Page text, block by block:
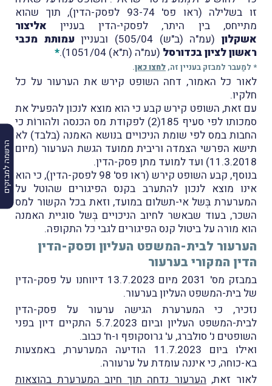
הרשמה למבזקים
זו בשלילה (ראו פס' 93-74 לפסק-הדין), תוך שהוא
מתייחס, בין היתר, לפסקי-הדין בעניין אליצור
אשקלון(עמ"ה (ב"ש) 505/04) ובעניין
עמותת מכבי
ראשון לציון בכדורסל (עמ"ה (ת"א) 1051/04). *
* למַעבר למבזק בעניין זה,לחצו כאן.
לאור כל האמור, דחה השופט קירש את הערעור על כל
חלקיו.
עם זאת, השופט קירש קבע כי הוא מוצא לנכון להפעיל את
סמכותו לפי סעיף 185(2) לפקודת מס הכנסה ולהורוֹת כי
החבות במס לפי שומת הניכויים בנושא האמנה (בלבד) לא
תישא הפרשי הצמדה וריבית ממועד הגשת הערעור (מיום
11.3.2018) ועד למועד מתן פסק-הדין.
בנוסף, קבע השופט קירש (ראו פס' 98 לפסק-הדין), כי הוא
אינו מוצא לנכון להתערב בקנס הפיגורים שהוטל על
המערערת בְּשל אי-תשלום במועד, וזאת בכל הקשור למס
השכר, בעוד שבאשר לחיוב הניכויים בְּשל סוגיית האמנה
הוא מורה על ביטול קנס הפיגורים לגבי כל התקופה.
הערעור לבית-המשפט העליון ופסק-הדין
הדין המקורי בערעור
במבזק מס' 2031 מיום 13.7.2023 דיווחנו על פסק-הדין
של בית-המשפט העליון בערעור.
נזכיר, כי המערערת הגישה ערעור על פסק-הדין
לבית-המשפט העליון וביום 5.7.2023 התקיים דיון בפני
השופטים נ' סולברג, ע' גרוסקופף ו-ח' כבוב.
ואילו ביום 11.7.2023 הודיעה המערערת, באמצעות
בא-כוחה, כי איננה עומדת על ערעורה.
לאור זאת, הערעור נדחה תוך חיוב המערערת בהוצאות